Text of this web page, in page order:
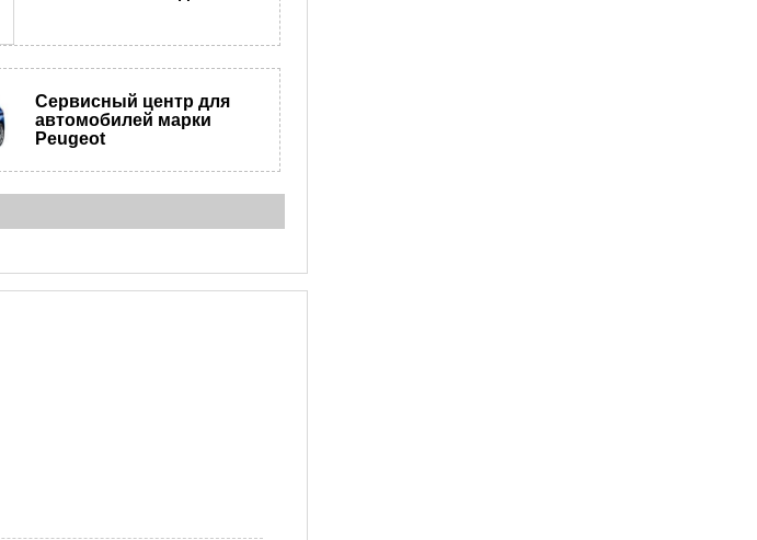
Сервисный центр для
автомобилей марки
Peugeot